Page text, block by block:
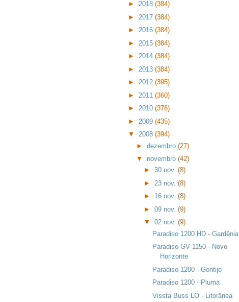
► 2018 (384)
► 2017 (384)
► 2016 (384)
► 2015 (384)
► 2014 (384)
► 2013 (384)
► 2012 (395)
► 2011 (360)
► 2010 (376)
► 2009 (435)
▼ 2008 (394)
► dezembro (27)
▼ novembro (42)
►30 nov.(8)
► 23 nov.(8)
► 16 nov.(8)
►09 nov.(9)
▼02 nov.(9)
Paradiso 1200 HD - Gardênia
Paradiso GV 1150 - Novo
Horizonte
Paradiso 1200 - Gontijo
Paradiso 1200 - Pluma
Vissta Buss LO - Litorânea